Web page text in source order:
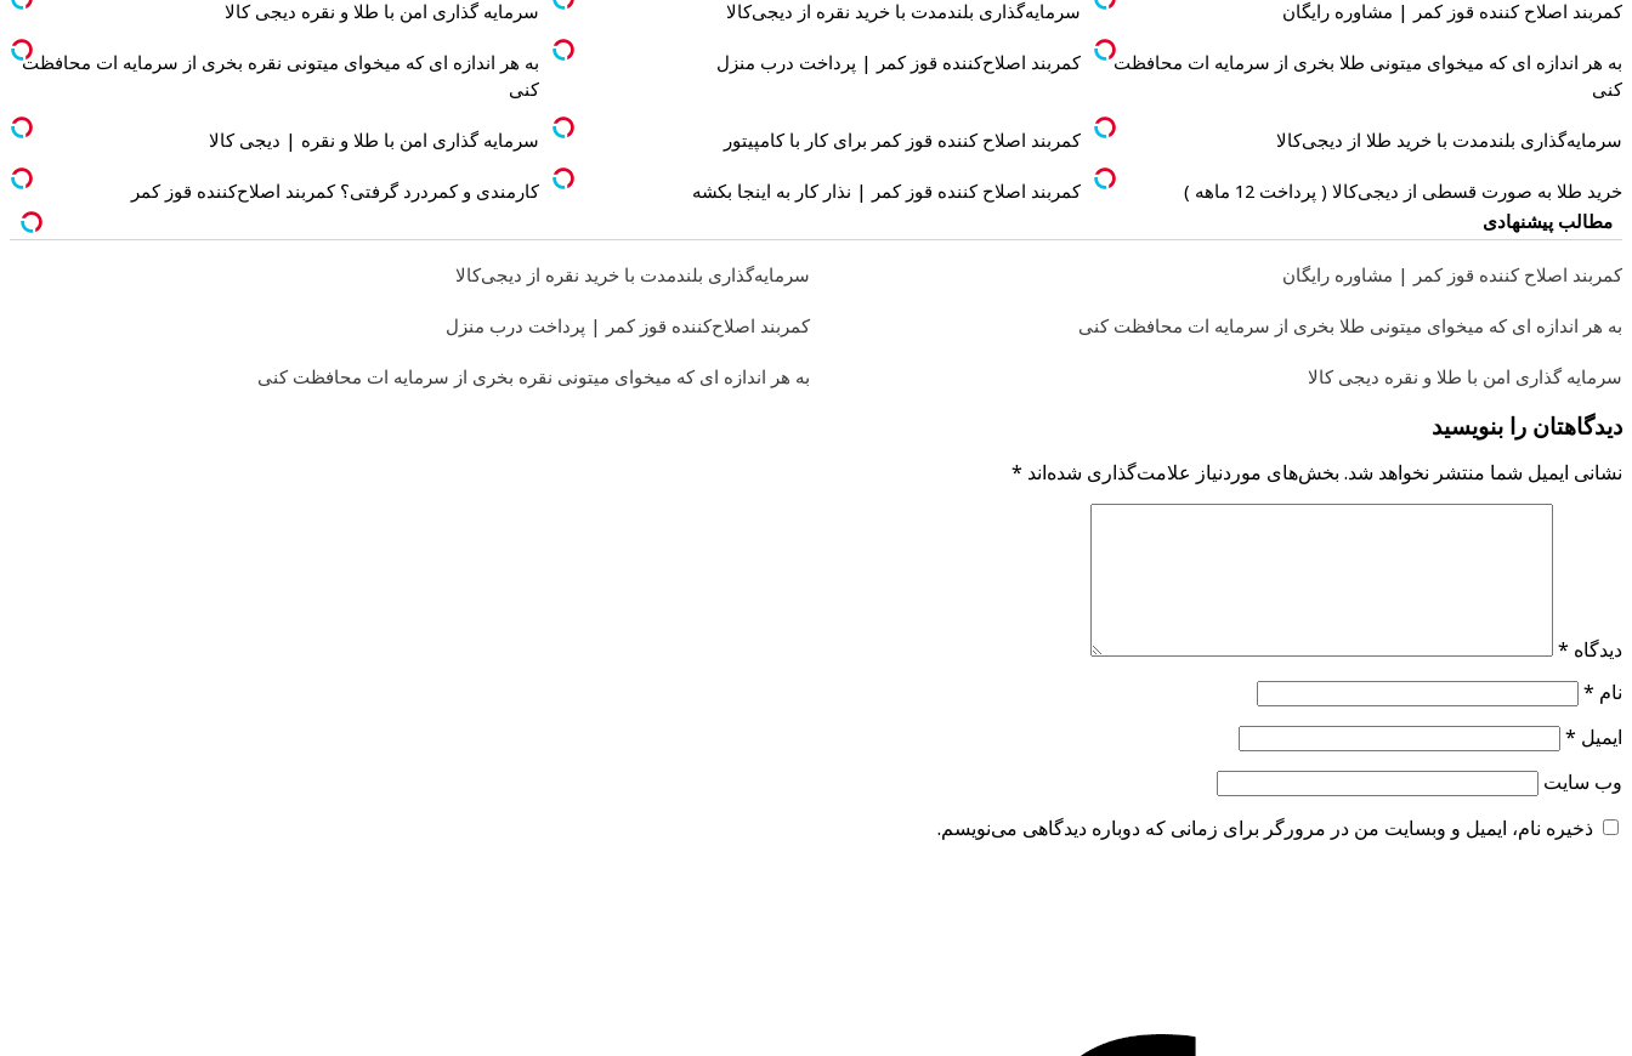
کمربند اصلاح کننده قوز کمر | مشاوره رایگان سرمایه‌گذاری بلندمدت با خرید نقره از دیجی‌کالا سرمایه گذاری امن با طلا و نقره دیجی کالا
به هر اندازه ای که میخوای میتونی طلا بخری از سرمایه ات محافظت
کنی
کمربند اصلاح‌کننده قوز کمر | پرداخت درب منزل
به هر اندازه ای که میخوای میتونی نقره بخری از سرمایه ات محافظت
کنی
سرمایه‌گذاری بلندمدت با خرید طلا از دیجی‌کالا کمربند اصلاح کننده قوز کمر برای کار با کامپیتور سرمایه گذاری امن با طلا و نقره | دیجی کالا
خرید طلا به صورت قسطی از دیجی‌کالا ( پرداخت 12 ماهه ) کمربند اصلاح کننده قوز کمر | نذار کار به اینجا بکشه
کارمندی و کمردرد گرفتی؟ کمربند اصلاح‌کننده قوز کمر
مطالب پیشنهادی
کمربند اصلاح کننده قوز کمر | مشاوره رایگان سرمایه‌گذاری بلندمدت با خرید نقره از دیجی‌کالا
به هر اندازه ای که میخوای میتونی طلا بخری از سرمایه ات محافظت کنی کمربند اصلاح‌کننده قوز کمر | پرداخت درب منزل
سرمایه گذاری امن با طلا و نقره دیجی کالا به هر اندازه ای که میخوای میتونی نقره بخری از سرمایه ات محافظت کنی
دیدگاهتان را بنویسید
نشانی ایمیل شما منتشر نخواهد شد. بخش‌های موردنیاز علامت‌گذاری شده‌اند *
دیدگاه *
نام *
ایمیل *
وب‌ سایت
ذخیره نام، ایمیل و وبسایت من در مرورگر برای زمانی که دوباره دیدگاهی می‌نویسم.